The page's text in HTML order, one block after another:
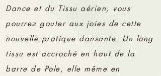
Dance et du Tissu aérien, vous
pourrez gouter aux joies de cette
nouvelle pratique dansante. Un long
tissu est accroché en haut de la
barre de Pole, elle même en